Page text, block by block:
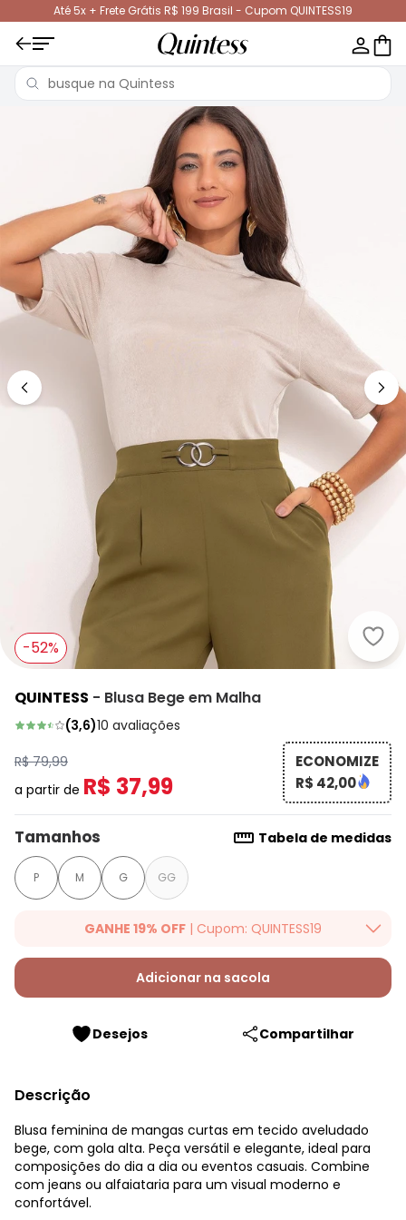
Até 5x + Frete Grátis R$ 199 Brasil - Cupom QUINTESS19
-52%
QUINTESS - Blusa Bege em Malha
(3,6)10 avaliações
R$ 79,99
a partir de R$ 37,99
ECONOMIZE
R$ 42,00
Tamanhos Tabela de medidas
P M G GG
GANHE 19% OFF | Cupom: QUINTESS19
Ganhe 19% OFF Extra em qualquer valor, usando o cupom:
QUINTESS19. Válido para toda loja Quintess, até 07/08/2026.
Adicionar na sacola
Desejos Compartilhar
Descrição
Blusa feminina de mangas curtas em tecido aveludado
bege, com gola alta. Peça versátil e elegante, ideal para
composições do dia a dia ou eventos casuais. Combine
com jeans ou alfaiataria para um visual moderno e
confortável.